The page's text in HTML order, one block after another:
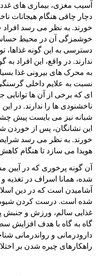
آسیب مغزی، بیماری های
دچار چاقی هنگام هیجانات
خورند. به نظر می رسد
خوشمزگی آن در محیط
دسترسی به این گونه غذاها،
ندارند. در واقع، این افراد
به محرک های بیرونی غذا
نسبت به علایم داخلی
ای که برخی از آن ها
ناخشنودی ها را ندارند. در
شبانه نیز می بایست پیش
این نشانگان، پس از خوردن
خورند. به نظر می رسد
هویدا می سازد تا هنگام
آن گونه پرخوری که در آیین
شده، همانا اسراف در
آشامیدن است که در دین
شده است. درست کردن شیوه
غذایی سالم، ورزش و جنبش
گاه به گاه با هدف افزایش
دارودرمانی و رواندرمانی
راهکارهای چیره شدن بر